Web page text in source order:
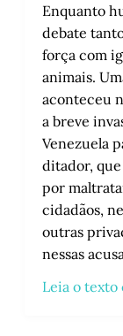
Enquanto
debate
força com
animais.
aconteceu
a breve
Venezuela
ditador,
por
cidadãos,
outras
nessas
Leia o